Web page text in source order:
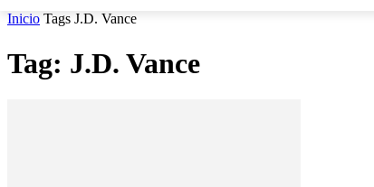
Inicio Tags J.D. Vance
Tag: J.D. Vance